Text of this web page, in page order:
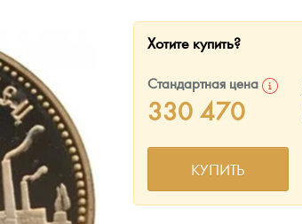
платины на 2026 год
Хотите купить?
Стандартная цена
330 470
КУПИТЬ